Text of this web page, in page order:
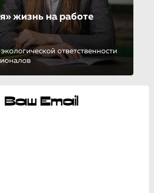
жизнь на работе
ответственности
Ваш Email